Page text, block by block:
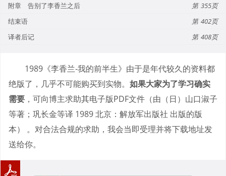
附章 告别了李香兰之后
355
结束语
402
译者后记
408
1989《李香兰-我的前半生》由于是年代较久的资料都
绝版了，几乎不可能购买到实物。 如果大家为了学习确实
需要 ，可向博主求助其电子版PDF文件（由（日）山口淑子
等著；巩长金等译 1989 北京：解放军出版社 出版的版
本） 。对合法合规的求助，我会当即受理并将下载地址发
送给你。